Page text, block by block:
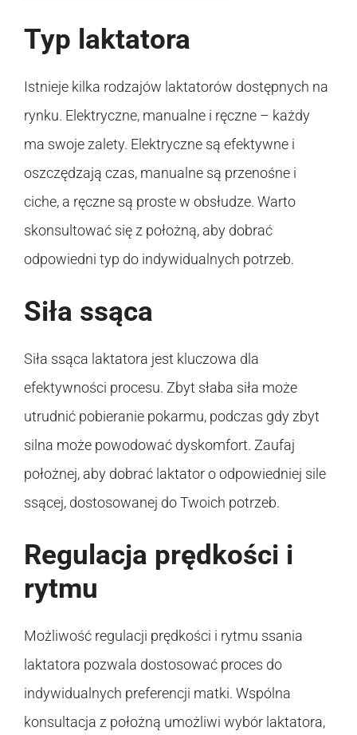
Typ laktatora
Istnieje kilka rodzajów laktatorów dostępnych na
rynku. Elektryczne, manualne i ręczne – każdy
ma swoje zalety. Elektryczne są efektywne i
oszczędzają czas, manualne są przenośne i
ciche, a ręczne są proste w obsłudze. Warto
skonsultować się z położną, aby dobrać
odpowiedni typ do indywidualnych potrzeb.
Siła ssąca
Siła ssąca laktatora jest kluczowa dla
efektywności procesu. Zbyt słaba siła może
utrudnić pobieranie pokarmu, podczas gdy zbyt
silna może powodować dyskomfort. Zaufaj
położnej, aby dobrać laktator o odpowiedniej sile
ssącej, dostosowanej do Twoich potrzeb.
Regulacja prędkości i
rytmu
Możliwość regulacji prędkości i rytmu ssania
laktatora pozwala dostosować proces do
indywidualnych preferencji matki. Wspólna
konsultacja z położną umożliwi wybór laktatora,